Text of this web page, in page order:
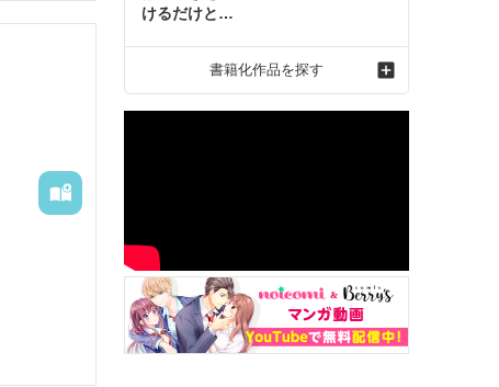
けるだけと聞
れ才女の幸せ
な結婚～2
書籍化作品を探す